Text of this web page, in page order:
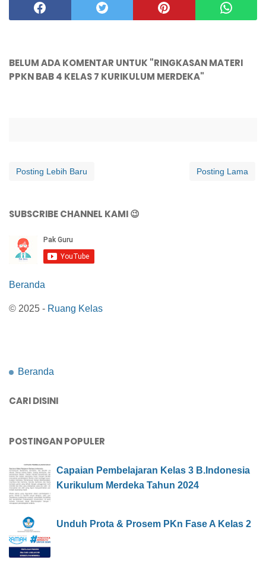
BELUM ADA KOMENTAR UNTUK "RINGKASAN MATERI
PPKN BAB 4 KELAS 7 KURIKULUM MERDEKA"
Posting Lebih Baru Posting Lama
SUBSCRIBE CHANNEL KAMI 😉
Beranda
© 2025 - Ruang Kelas
Beranda
CARI DISINI
POSTINGAN POPULER
Capaian Pembelajaran Kelas 3 B.Indonesia
Kurikulum Merdeka Tahun 2024
Unduh Prota & Prosem PKn Fase A Kelas 2